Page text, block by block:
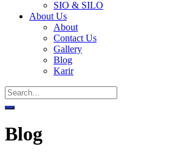
SIO & SILO
About Us
About
Contact Us
Gallery
Blog
Karir
Blog